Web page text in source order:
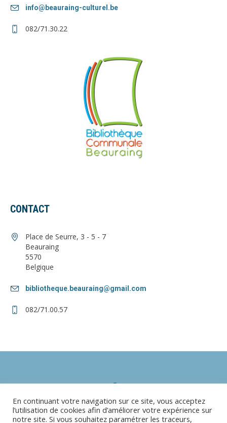
info@beauraing-culturel.be
082/71.30.22
CONTACT
Place de Seurre, 3 - 5 - 7
Beauraing
5570
Belgique
bibliotheque.beauraing@gmail.com
082/71.00.57
En continuant votre navigation sur ce site, vous acceptez
l’utilisation de cookies afin d’améliorer votre expérience sur
notre site. Si vous souhaitez paramétrer les traceurs,